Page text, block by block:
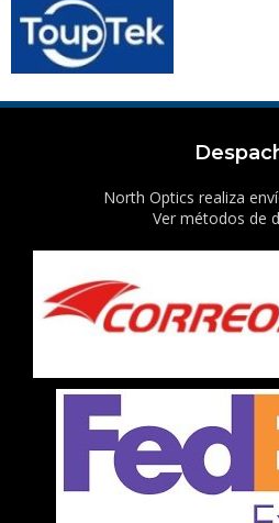
North Optics realiza
Ver métodos de